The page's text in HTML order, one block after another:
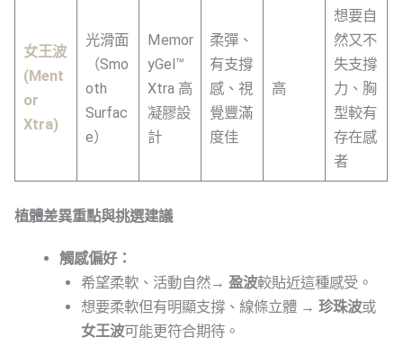
女王波
(Ment
or
Xtra)
光滑面
（Smo
oth
Surfac
e）
Memor
yGel™
Xtra 高
凝膠設
計
柔彈、
有支撐
感、視
覺豐滿
度佳
高
想要自
然又不
失支撐
力、胸
型較有
存在感
者
植體差異重點與挑選建議
觸感偏好：
希望柔軟、活動自然→盈波較貼近這種感受。
想要柔軟但有明顯支撐、線條立體 →珍珠波或
女王波可能更符合期待。